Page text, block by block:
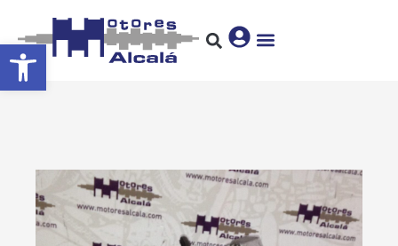
Abrir barra de herramientas